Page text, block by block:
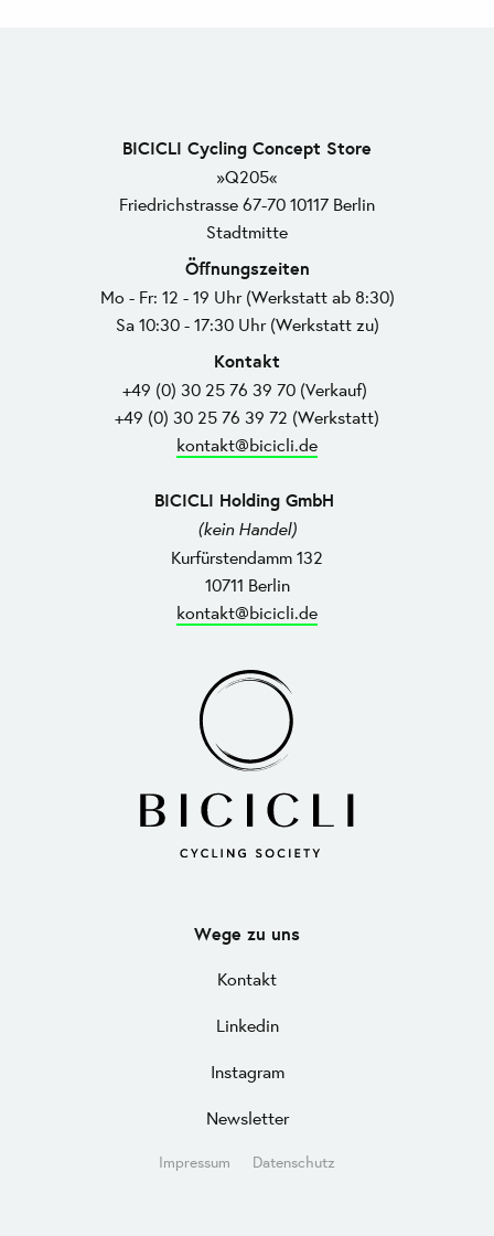
BICICLI Cycling Concept Store
»Q205«
Friedrichstrasse 67-70 10117 Berlin
Stadtmitte
Öffnungszeiten
Mo - Fr: 12 - 19 Uhr (Werkstatt ab 8:30)
Sa 10:30 - 17:30 Uhr (Werkstatt zu)
Kontakt
+49 (0) 30 25 76 39 70 (Verkauf)
+49 (0) 30 25 76 39 72 (Werkstatt)
kontakt@bicicli.de
BICICLI Holding GmbH
(kein Handel)
Kurfürstendamm 132
10711 Berlin
kontakt@bicicli.de
Wege zu uns
Kontakt
Linkedin
Instagram
Newsletter
Impressum Datenschutz